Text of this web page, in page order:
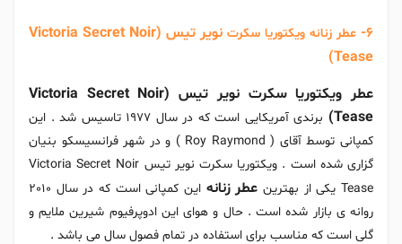
6- عطر زنانه ویکتوریا سکرت
نویر تیس (Victoria Secret Noir
Tease)
عطر ویکتوریا سکرت نویر تیس (Victoria Secret Noir
Tease)
برندی آمریکایی است که در سال 1977 تاسیس شد . این
کمپانی توسط آقای ( Roy Raymond ) و در شهر فرانسیسکو بنیان
گزاری شده است . ویکتوریا سکرت نویر تیس Victoria Secret Noir
Tease یکی از بهترین
عطر زنانه
این کمپانی است که در سال 2010
روانه ی بازار شده است . حال و هوای این ادوپرفیوم شیرین ملایم و
گلی است که مناسب برای استفاده در تمام فصول سال می باشد .